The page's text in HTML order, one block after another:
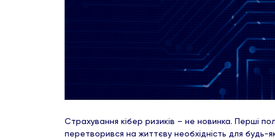
Страхування кібер ризиків – не новинка. Перші
перетворився на життєву необхідність для будь-